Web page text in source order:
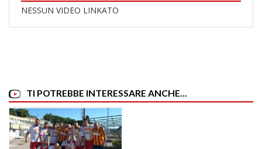
NESSUN VIDEO LINKATO
TI POTREBBE INTERESSARE ANCHE...